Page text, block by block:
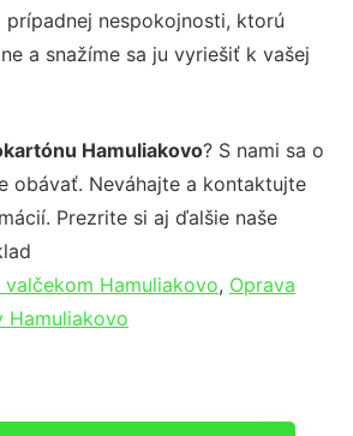
prípadnej nespokojnosti, ktorú
a snažíme sa ju vyriešiť k vašej
Hamuliakovo? S nami sa o
obávať. Neváhajte a kontaktujte
Prezrite si aj ďalšie naše
valčekom Hamuliakovo, Oprava
Hamuliakovo